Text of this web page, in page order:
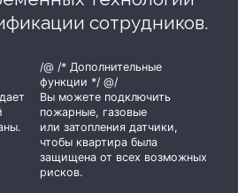
сотрудников.
/@ /* Дополнительные
функции */ @/
Вы можете подключить
пожарные, газовые
или затопления датчики,
чтобы квартира была
защищена от всех возможных
рисков.